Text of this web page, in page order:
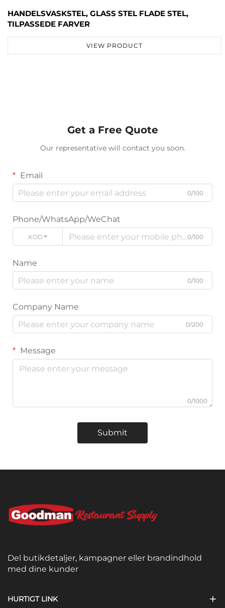
HANDELSVASKSTEL, GLASS STEL FLADE STEL,
TILPASSEDE FARVER
VIEW PRODUCT
Get a Free Quote
Our representative will contact you soon.
Email
0/100
Phone/WhatsApp/WeChat
KODE 0/100
Name
0/100
Company Name
0/200
Message
0/1000
Submit
Del butikdetaljer, kampagner eller brandindhold
med dine kunder
HURTIGT LINK